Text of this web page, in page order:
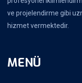
ve projelendirme gibi
hizmet vermektedir.
MENÜ